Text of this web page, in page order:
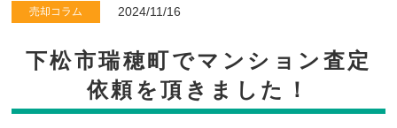
売却コラム 2024/11/16
下松市瑞穂町でマンション査定
依頼を頂きました！